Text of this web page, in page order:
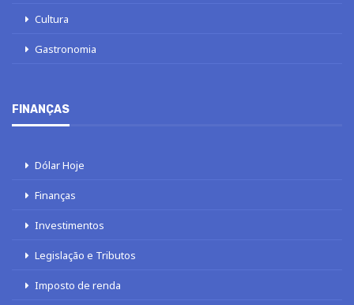
Cultura
Gastronomia
FINANÇAS
Dólar Hoje
Finanças
Investimentos
Legislação e Tributos
Imposto de renda